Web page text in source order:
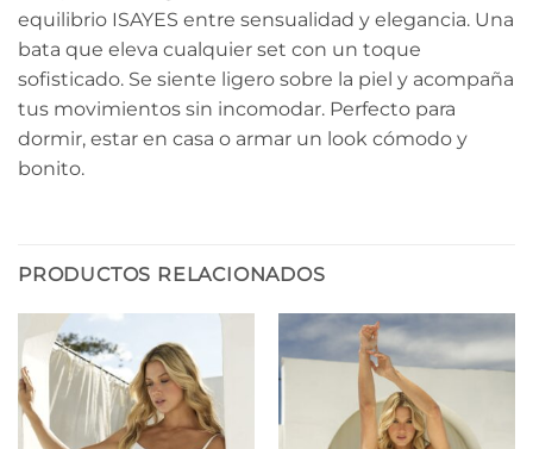
equilibrio ISAYES entre sensualidad y elegancia. Una
bata que eleva cualquier set con un toque
sofisticado. Se siente ligero sobre la piel y acompaña
tus movimientos sin incomodar. Perfecto para
dormir, estar en casa o armar un look cómodo y
bonito.
PRODUCTOS RELACIONADOS